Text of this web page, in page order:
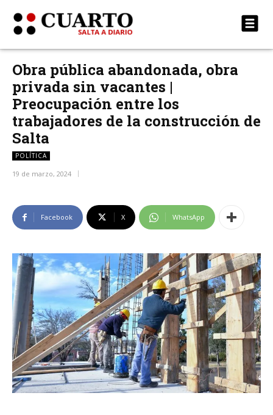
Obra pública abandonada, obra
privada sin vacantes |
Preocupación entre los
trabajadores de la construcción de
Salta
POLÍTICA
19 de marzo, 2024
Facebook X WhatsApp